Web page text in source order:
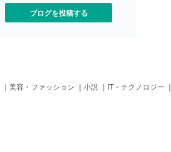
ブログを投稿する
｜ 美容・ファッション ｜ 小説 ｜ IT・テクノロジー ｜